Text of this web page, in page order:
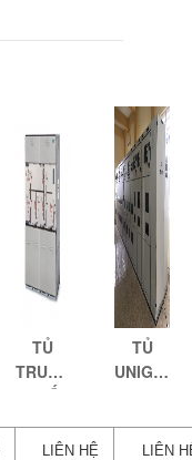
TỦ
TRUNG
THẾ
8DJ10
LIÊN HỆ
TỦ
UNIGEAR
LIÊN